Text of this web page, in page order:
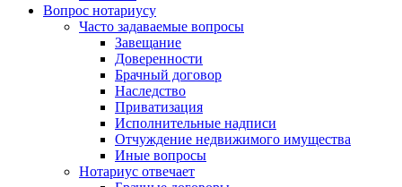
Вопрос нотариусу
Часто задаваемые вопросы
Завещание
Доверенности
Брачный договор
Наследство
Приватизация
Исполнительные надписи
Отчуждение недвижимого имущества
Иные вопросы
Нотариус отвечает